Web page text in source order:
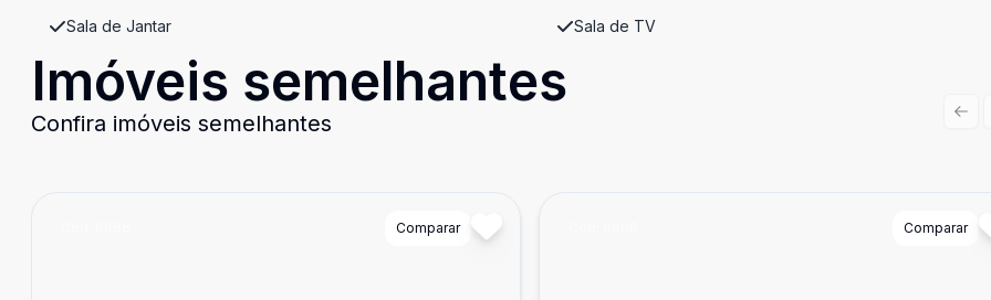
Sala de Jantar Sala de TV
Imóveis semelhantes
Confira imóveis semelhantes
Comparar Comparar